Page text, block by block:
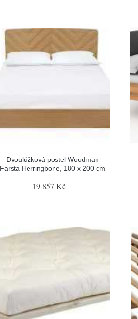
Dvoulůžková postel Woodman
Farsta Herringbone, 180 x 200 cm
19 857 Kč